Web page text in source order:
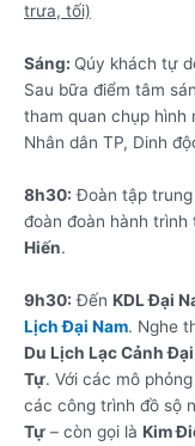
trưa, tối)
Sáng: Qúy khách tự
Sau bữa điểm tâm
tham quan chụp hình
Nhân dân TP, Dinh
8h30: Đoàn tập trung
đoàn đoàn hành
Hiến.
9h30: Đến KDL Đại
Lịch Đại Nam. Nghe
Du Lịch Lạc Cảnh
Tự. Với các mô
các công trình đồ sộ
Tự – còn gọi là Kim